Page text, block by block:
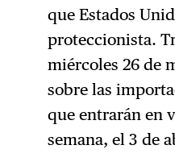
que Estados
proteccionista.
miércoles 26 de
sobre las
que entrarán en
semana, el 3 de